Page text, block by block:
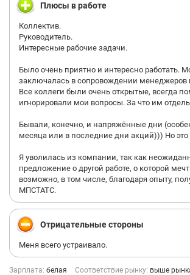
Плюсы в работе
Коллектив.
Руководитель.
Интересные рабочие задачи.
Было очень приятно и интересно работать.
заключалась в сопровождении менеджеров
Все коллеги были очень открытые, всегда
игнорировали мои вопросы. За что им
Бывали, конечно, и напряжённые дни
месяца или в последние дни акций))) Но это
Я уволилась из компании, так как
предложение о другой работе, о которой
возможно, в том числе, благодаря опыту,
МПСТАТС.
Отрицательные стороны
Меня всего устраивало.
Зарплата: белая Соответствие рынку: выше